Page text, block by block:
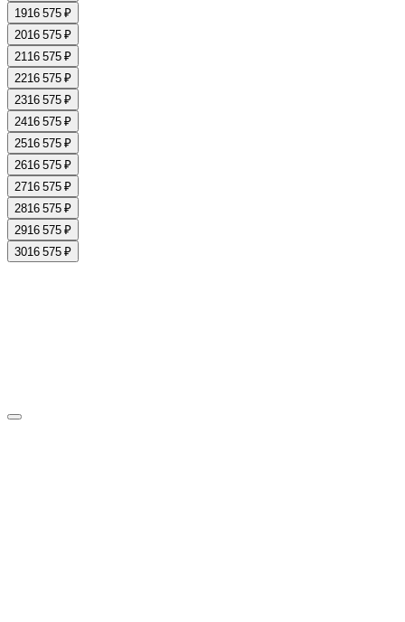
1916 575 ₽
2016 575 ₽
2116 575 ₽
2216 575 ₽
2316 575 ₽
2416 575 ₽
2516 575 ₽
2616 575 ₽
2716 575 ₽
2816 575 ₽
2916 575 ₽
3016 575 ₽